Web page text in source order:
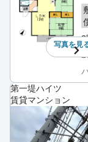
写真を見
2
第一堤ハイツ
賃貸マンション